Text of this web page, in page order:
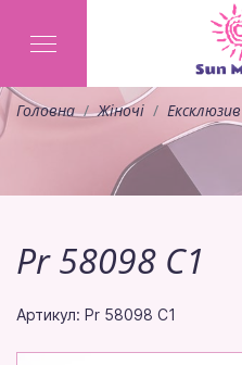
Головна Жіночі
Pr 58098 C1
Артикул: Pr 58098 C1